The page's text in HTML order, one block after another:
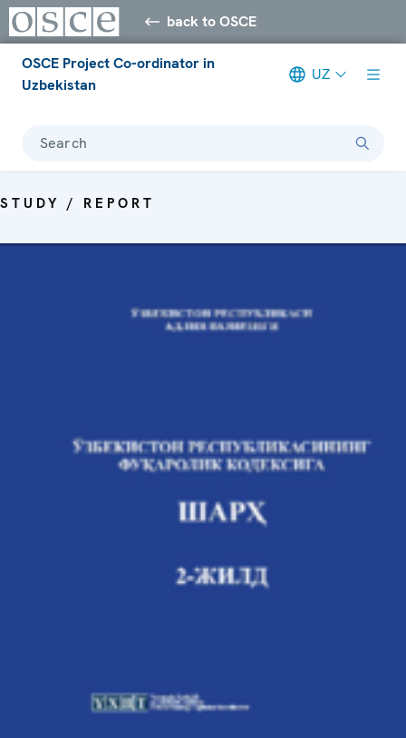
back to OSCE
OSCE Project Co-ordinator in
Uzbekistan
UZ
Search
STUDY / REPORT